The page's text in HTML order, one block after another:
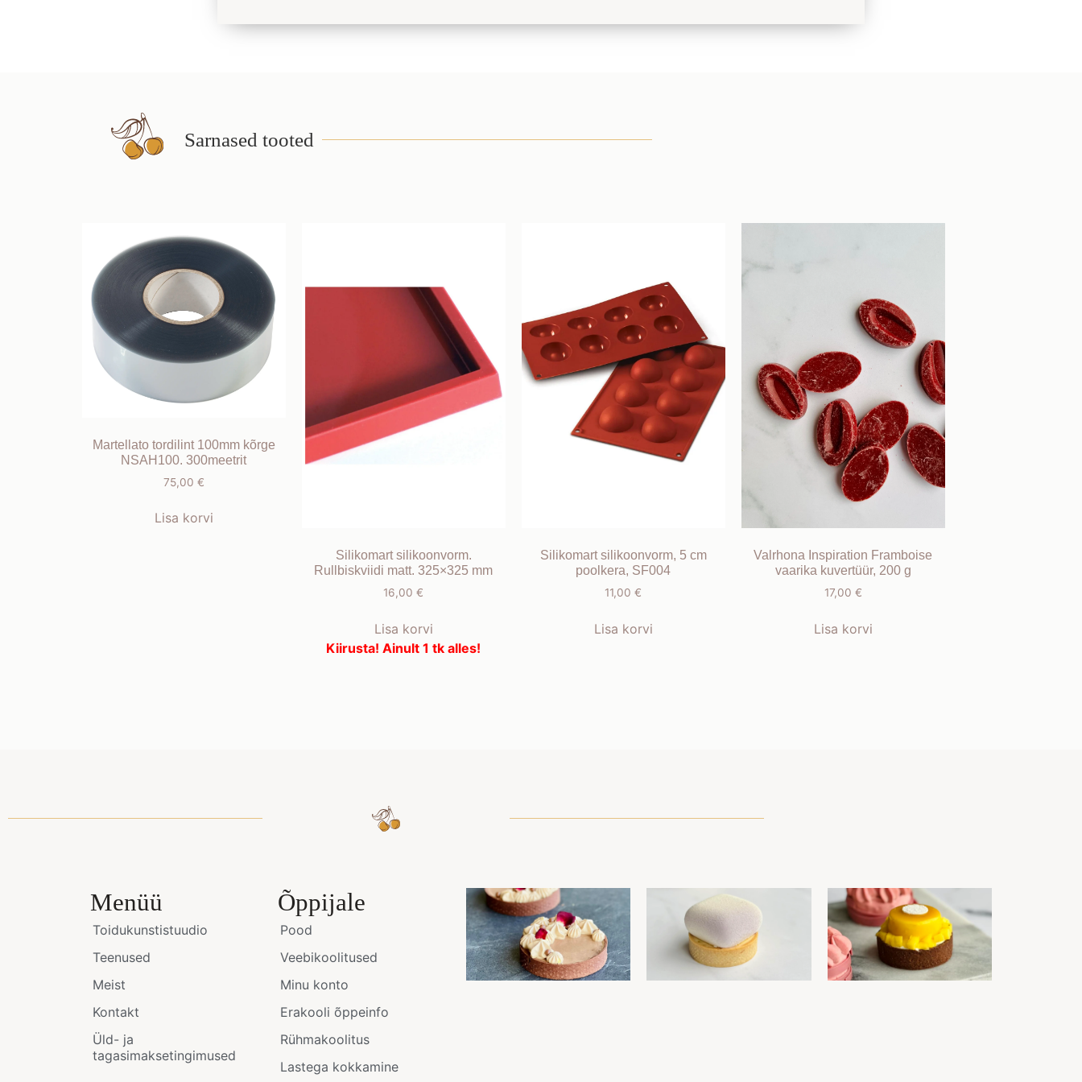
Sarnased tooted
Martellato tordilint 100mm kõrge
NSAH100. 300meetrit
75,00 €
Lisa korvi
Silikomart silikoonvorm.
Rullbiskviidi matt. 325×325 mm
16,00€
Lisa korvi
Kiirusta! Ainult 1 tk alles!
Silikomart silikoonvorm, 5 cm
poolkera, SF004
11,00€
Lisa korvi
Valrhona Inspiration Framboise
vaarika kuvertüür, 200 g
17,00 €
Lisa korvi
Menüü
Toidukunstistuudio
Teenused
Meist
Kontakt
Üld- ja
tagasimaksetingimused
Õppijale
Pood
Veebikoolitused
Minu konto
Erakooli õppeinfo
Rühmakoolitus
Lastega kokkamine